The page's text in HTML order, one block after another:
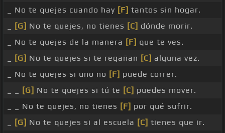
_ No te quejes cuando hay [F] tantos sin hogar.
[G] No te quejes, no tienes [C] dónde morir.
_ No te quejes de la manera [F] que te ves.
[G] No te quejes si te regañan [C] alguna vez.
_ No te quejes si uno no [F] puede correr.
[G] No te quejes si tú te [C] puedes mover.
_ _ No te quejes, no tienes [F] por qué sufrir.
[G] No te quejes si al escuela [C] tienes que ir.